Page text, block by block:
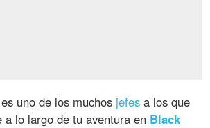
es uno de los muchos jefes a los que
a lo largo de tu aventura en Black